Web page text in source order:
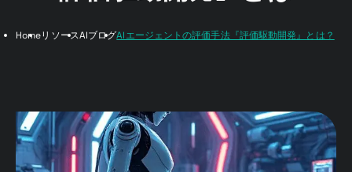
HomeリソースAIブログAIエージェントの評価手法『評価駆動開発』とは？